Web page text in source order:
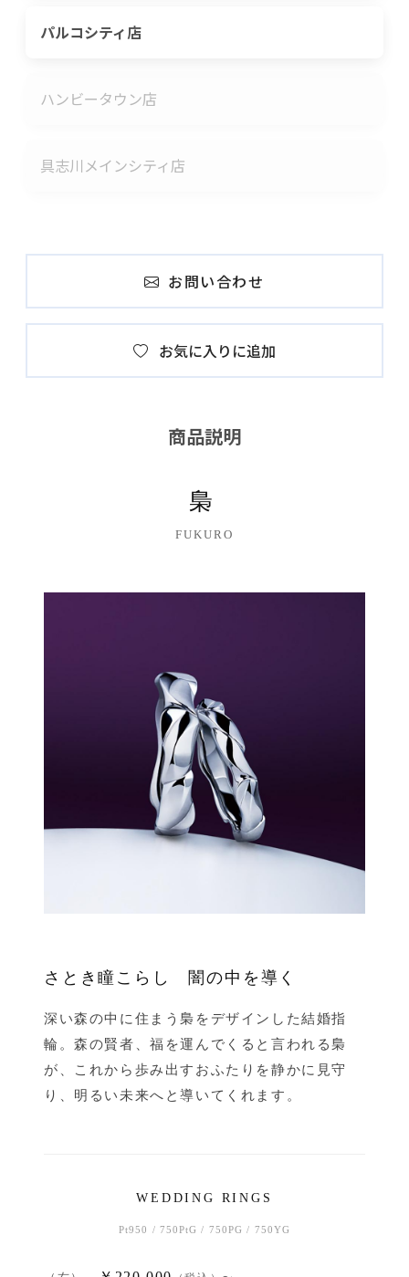
パルコシティ店
ハンビータウン店
具志川メインシティ店
お問い合わせ
お気に入りに追加
商品説明
梟
FUKURO
さとき瞳こらし 闇の中を導く
深い森の中に住まう梟をデザインした結婚指
輪。森の賢者、福を運んでくると言われる梟
が、これから歩み出すおふたりを静かに見守
り、明るい未来へと導いてくれます。
WEDDING RINGS
Pt950 / 750PtG / 750PG / 750YG